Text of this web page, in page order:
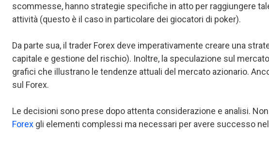
scommesse, hanno strategie specifiche in atto per raggiungere
attività (questo è il caso in particolare dei giocatori di poker).
Da parte sua, il trader Forex deve imperativamente creare una
capitale e gestione del rischio). Inoltre, la speculazione sul
grafici che illustrano le tendenze attuali del mercato azionario.
sul Forex.
Le decisioni sono prese dopo attenta considerazione e analisi.
Forex gli elementi complessi ma necessari per avere successo